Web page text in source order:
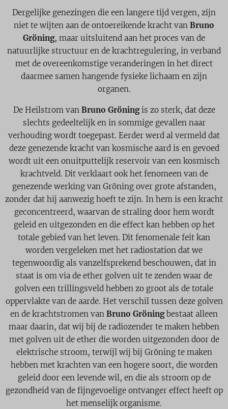
Dergelijke genezingen die een langere tijd vergen, zijn
niet te wijten aan de ontoereikende kracht van Bruno
Gröning, maar uitsluitend aan het proces van de
natuurlijke structuur en de krachtregulering, in verband
met de overeenkomstige veranderingen in het direct
daarmee samen hangende fysieke lichaam en zijn
organen.
De Heilstrom van Bruno Gröningis zo sterk, dat deze
slechts gedeeltelijk en in sommige gevallen naar
verhouding wordt toegepast. Eerder werd al vermeld dat
deze genezende kracht van kosmische aard is en gevoed
wordt uit een onuitputtelijk reservoir van een kosmisch
krachtveld. Dit verklaart ook het fenomeen van de
genezende werking van Gröning over grote afstanden,
zonder dat hij aanwezig hoeft te zijn. In hem is een kracht
geconcentreerd, waarvan de straling door hem wordt
geleid en uitgezonden en die effect kan hebben op het
totale gebied van het leven. Dit fenomenale feit kan
worden vergeleken met het radiostation dat we
tegenwoordig als vanzelfsprekend beschouwen, dat in
staat is om via de ether golven uit te zenden waar de
golven een trillingsveld hebben zo groot als de totale
oppervlakte van de aarde. Het verschil tussen deze golven
en de krachtstromen van Bruno Gröningbestaat alleen
maar daarin, dat wij bij de radiozender te maken hebben
met golven uit de ether die worden uitgezonden door de
elektrische stroom, terwijl wij bij Gröning te maken
hebben met krachten van een hogere soort, die worden
geleid door een levende wil, en die als stroom op de
gezondheid van de fijngevoelige ontvanger effect heeft op
het menselijk organisme.